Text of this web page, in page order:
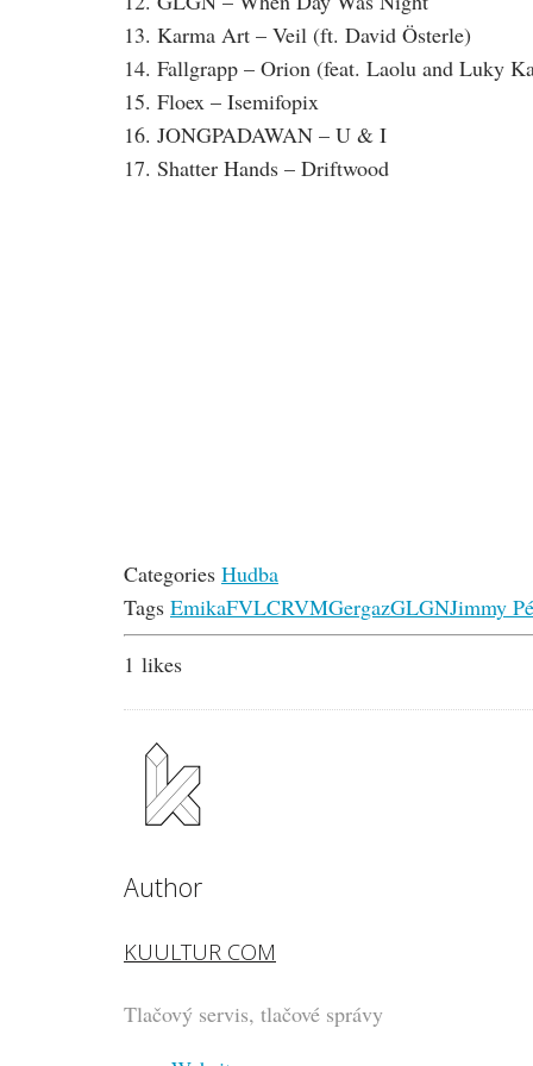
13. Karma Art – Veil (ft. David Österle)
14. Fallgrapp – Orion (feat. Laolu and Luky
15. Floex – Isemifopix
16. JONGPADAWAN – U & I
17. Shatter Hands – Driftwood
Categories Hudba
Tags EmikaFVLCRVMGergazGLGNJimmy Pé
1 likes
Author
KUULTUR COM
Tlačový servis, tlačové správy